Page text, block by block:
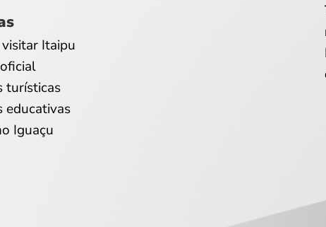
Itaipu
turísticas
educativas
Iguaçu